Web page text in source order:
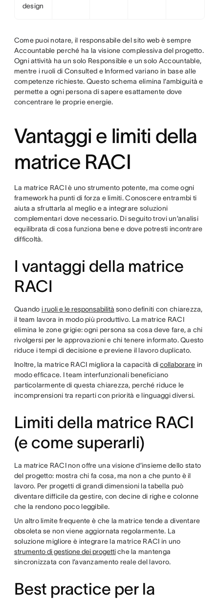
design
Come puoi notare, il responsabile del sito web è sempre
Accountable perché ha la visione complessiva del progetto.
Ogni attività ha un solo Responsible e un solo Accountable,
mentre i ruoli di Consulted e Informed variano in base alle
competenze richieste. Questo schema elimina l’ambiguità e
permette a ogni persona di sapere esattamente dove
concentrare le proprie energie.
Vantaggi e limiti della
matrice RACI
La matrice RACI è uno strumento potente, ma come ogni
framework ha punti di forza e limiti. Conoscere entrambi ti
aiuta a sfruttarla al meglio e a integrare soluzioni
complementari dove necessario. Di seguito trovi un’analisi
equilibrata di cosa funziona bene e dove potresti incontrare
difficoltà.
I vantaggi della matrice
RACI
Quando i ruoli e le responsabilità sono definiti con chiarezza,
il team lavora in modo più produttivo. La matrice RACI
elimina le zone grigie: ogni persona sa cosa deve fare, a chi
rivolgersi per le approvazioni e chi tenere informato. Questo
riduce i tempi di decisione e previene il lavoro duplicato.
Inoltre, la matrice RACI migliora la capacità dicollaborare in
modo efficace. I team interfunzionali beneficiano
particolarmente di questa chiarezza, perché riduce le
incomprensioni tra reparti con priorità e linguaggi diversi.
Limiti della matrice RACI
(e come superarli)
La matrice RACI non offre una visione d’insieme dello stato
del progetto: mostra chi fa cosa, ma non a che punto è il
lavoro. Per progetti di grandi dimensioni la tabella può
diventare difficile da gestire, con decine di righe e colonne
che la rendono poco leggibile.
Un altro limite frequente è che la matrice tende a diventare
obsoleta se non viene aggiornata regolarmente. La
soluzione migliore è integrare la matrice RACI in uno
strumento di gestione dei progettiche la mantenga
sincronizzata con l’avanzamento reale del lavoro.
Best practice per la